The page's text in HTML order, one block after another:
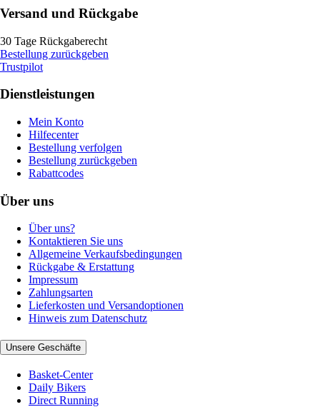
Versand und Rückgabe
30 Tage Rückgaberecht
Bestellung zurückgeben
Trustpilot
Dienstleistungen
Mein Konto
Hilfecenter
Bestellung verfolgen
Bestellung zurückgeben
Rabattcodes
Über uns
Über uns?
Kontaktieren Sie uns
Allgemeine Verkaufsbedingungen
Rückgabe & Erstattung
Impressum
Zahlungsarten
Lieferkosten und Versandoptionen
Hinweis zum Datenschutz
Unsere Geschäfte
Basket-Center
Daily Bikers
Direct Running